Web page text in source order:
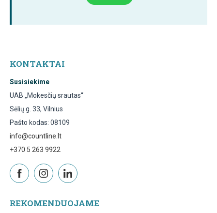
KONTAKTAI
Susisiekime
UAB „Mokesčių srautas“
Sėlių g. 33, Vilnius
Pašto kodas: 08109
info@countline.lt
+370 5 263 9922
REKOMENDUOJAME